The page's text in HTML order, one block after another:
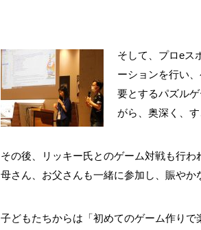
そして、プロeス
ーションを行い
要とするパズル
がら、奥深く、す
その後、リッキー氏とのゲーム対戦も行
母さん、お父さんも一緒に参加し、賑や
子どもたちからは「初めてのゲーム作り